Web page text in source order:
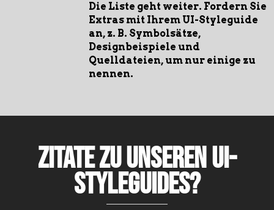
Die Liste geht weiter. Fordern Sie
Extras mit Ihrem UI-Styleguide
an, z. B. Symbolsätze,
Designbeispiele und
Quelldateien, um nur einige zu
nennen.
Zitate zu unseren UI-
Styleguides?